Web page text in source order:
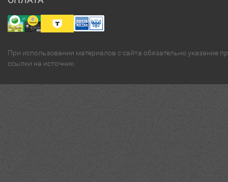
При использовании материалов с сайта обязательно указание
ссылки на источник.